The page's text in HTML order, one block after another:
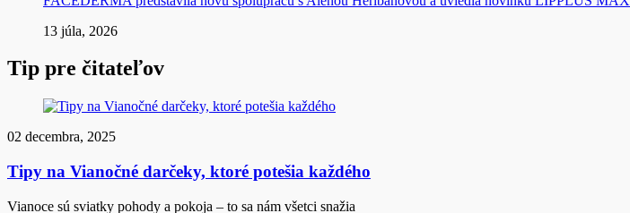
13 júla, 2026
Tip pre čitateľov
02 decembra, 2025
Tipy na Vianočné darčeky, ktoré potešia každého
Vianoce sú sviatky pohody a pokoja – to sa nám všetci snažia